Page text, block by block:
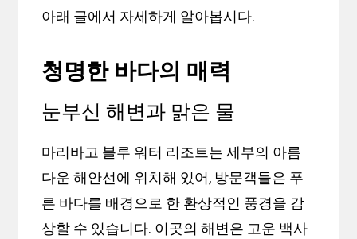
아래 글에서 자세하게 알아봅시다.
청명한 바다의 매력
눈부신 해변과 맑은 물
마리바고 블루 워터 리조트는 세부의 아름
다운 해안선에 위치해 있어, 방문객들은 푸
른 바다를 배경으로 한 환상적인 풍경을 감
상할 수 있습니다. 이곳의 해변은 고운 백사